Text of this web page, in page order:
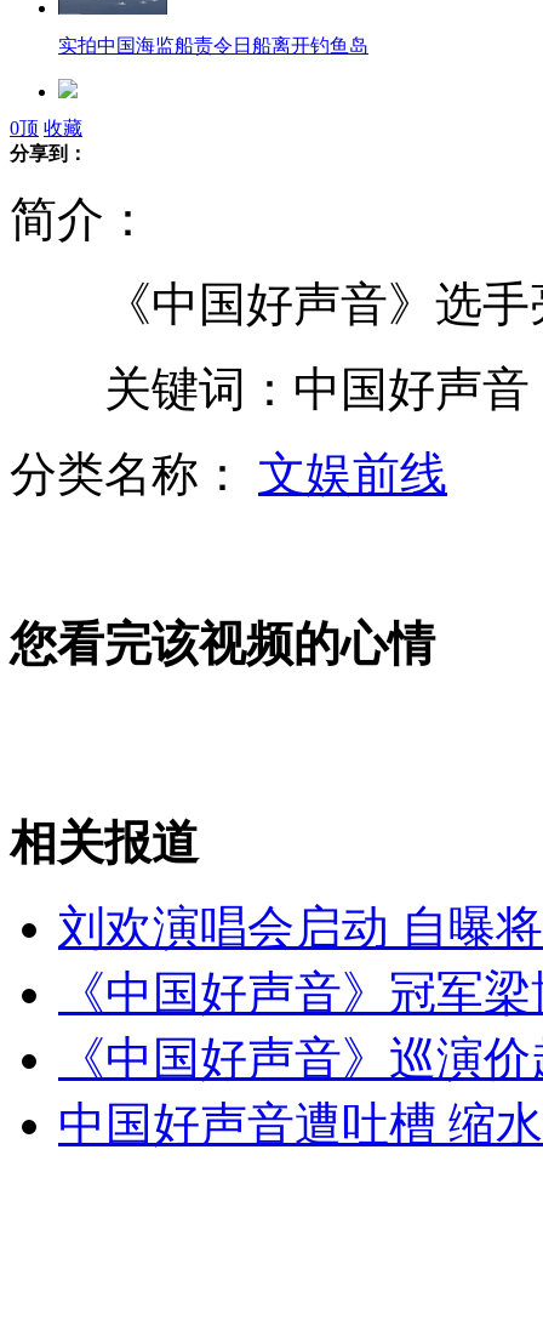
实拍中国海监船责令日船离开钓鱼岛
司机醉酒驾车失控冲入KTV
美高调秀装备 核潜艇潜伏中国周边
无痛分娩是否安全 医生回应
外交部：反对强权政治霸凌主义
外交部：有关国家言论片面不公正
0顶 收藏
分享到：
简介：
《中国好声音》选手
关键词：中国好声音
分类名称： 文娱前线
您看完该视频的心情
相关报道
刘欢演唱会启动 自曝
《中国好声音》冠军
《中国好声音》巡演
中国好声音遭吐槽 缩